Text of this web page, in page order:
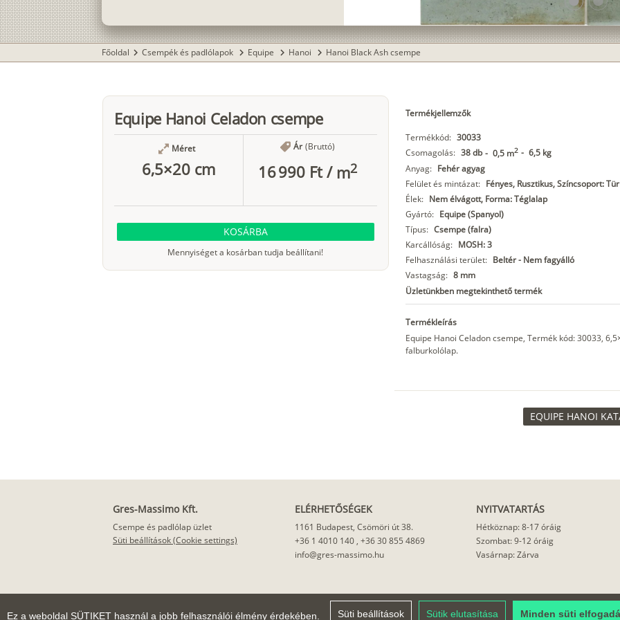
Ez a weboldal SÜTIKET használ a jobb felhasználói élmény érdekében. Süti beállítások Sütik elutasítása Minden süti
Főoldal chevron_right Csempék és padlólapok chevron_right Equipe chevron_right Hanoi chevron_right Hanoi Black Ash csempe
Equipe Hanoi Celadon csempe
Méret
6,5×20 cm
Ár (Bruttó)
16 990 Ft/ m2
KOSÁRBA
Mennyiséget a kosárban tudja beállítani!
Termékjellemzők
Termékkód: 30033
Csomagolás: 38 db - 0,5 m2 - 6,5 kg
Anyag: Fehér agyag
Felület és mintázat: Fényes, Rusztikus, Színcsoport:
Élek: Nem élvágott, Forma: Téglalap
Gyártó: Equipe (Spanyol)
Típus: Csempe (falra)
Karcállóság: MOSH: 3
Felhasználási terület: Beltér - Nem fagyálló
Vastagság: 8 mm
Üzletünkben megtekinthető termék
Termékleírás
Equipe Hanoi Celadon csempe, Termék kód: 30033,
falburkolólap.
EQUIPE HANOI
Gres-Massimo Kft.
Csempe és padlólap üzlet
Süti beállítások (Cookie settings)
ELÉRHETŐSÉGEK
1161 Budapest, Csömöri út 38.
+36 1 4010 140, +36 30 855 4869
info@gres-massimo.hu
NYITVATARTÁS
Hétköznap: 8-17 óráig
Szombat: 9-12 óráig
Vasárnap: Zárva